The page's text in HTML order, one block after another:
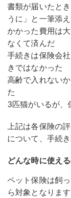
書類が届いたと
うに」と一筆添
かかった費用は
なくて済んだ
手続きは保険会
きではなかった
高齢で入れない
た
3匹猫がいるが、
上記は各保険の
について、手続
どんな時に使え
ペット保険は飼
ら対象となりま